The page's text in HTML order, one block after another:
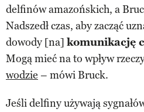
delfinów amazońskich, a
Nadszedł czas, aby zacząć
dowody [na] komunikację
Mogą mieć na to wpływ
wodzie – mówi Bruck.
Jeśli delfiny używają